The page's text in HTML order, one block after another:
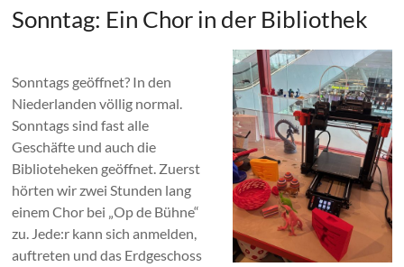
Sonntag: Ein Chor in der Bibliothek
Sonntags geöffnet? In den
Niederlanden völlig normal.
Sonntags sind fast alle
Geschäfte und auch die
Biblioteheken geöffnet. Zuerst
hörten wir zwei Stunden lang
einem Chor bei „Op de Bühne“
zu. Jede:r kann sich anmelden,
auftreten und das Erdgeschoss